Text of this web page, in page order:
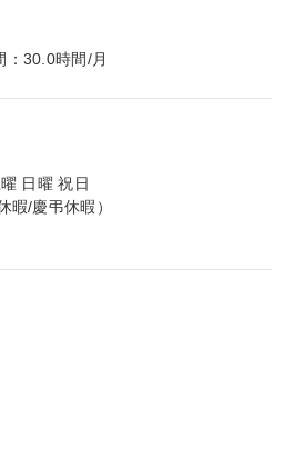
：30.0時間/月
日曜 祝日
暇/慶弔休暇）